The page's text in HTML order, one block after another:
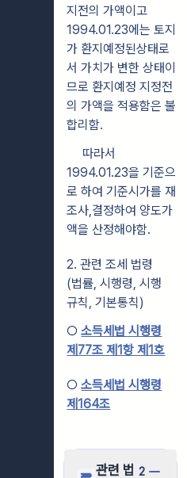
지전의 가액이고
1994.01.23에는 토지
가 환지예정된상태로
서 가치가 변한 상태이
므로 환지예정 지정전
의 가액을 적용함은 불
합리함.
따라서
1994.01.23을 기준으
로 하여 기준시가를 재
조사,결정하여 양도가
액을 산정해야함.
2. 관련 조세 법령
(법률, 시행령, 시행
규칙, 기본통칙)
○소득세법 시행령
제77조 제1항 제1호
○소득세법 시행령
제164조
관련 법 2